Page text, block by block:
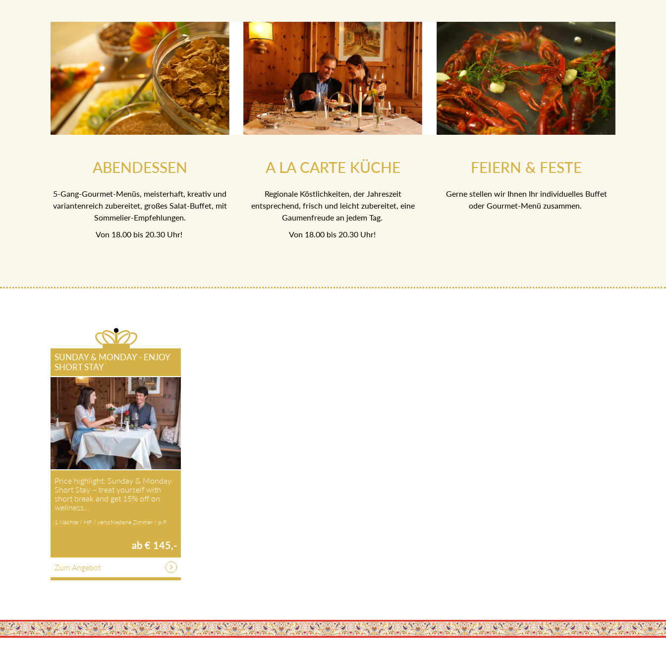
ABENDESSEN
5-Gang-Gourmet-Menüs, meisterhaft, kreativ und
variantenreich zubereitet, großes Salat-Buffet, mit
Sommelier-Empfehlungen.
Von 18.00 bis 20.30 Uhr!
A LA CARTE KÜCHE
Regionale Köstlichkeiten, der Jahreszeit
entsprechend, frisch und leicht zubereitet, eine
Gaumenfreude an jedem Tag.
Von 18.00 bis 20.30 Uhr!
FEIERN & FESTE
Gerne stellen wir Ihnen Ihr individuelles Buffet
oder Gourmet-Menü zusammen.
SUNDAY & MONDAY - ENJOY
SHORT STAY
Price highlight: Sunday & Monday
Short Stay – treat yourself with
short break and get 15% off on
wellness…
1 Nächte / HP / verschiedene Zimmer / p.P.
ab € 145,-
Zum Angebot